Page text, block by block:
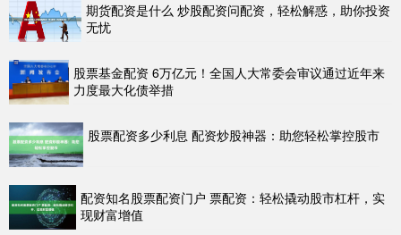
期货配资是什么 炒股配资问配资，轻松解惑，助你投资
无忧
股票基金配资 6万亿元！全国人大常委会审议通过近年来
力度最大化债举措
股票配资多少利息 配资炒股神器：助您轻松掌控股市
配资知名股票配资门户 票配资：轻松撬动股市杠杆，实
现财富增值